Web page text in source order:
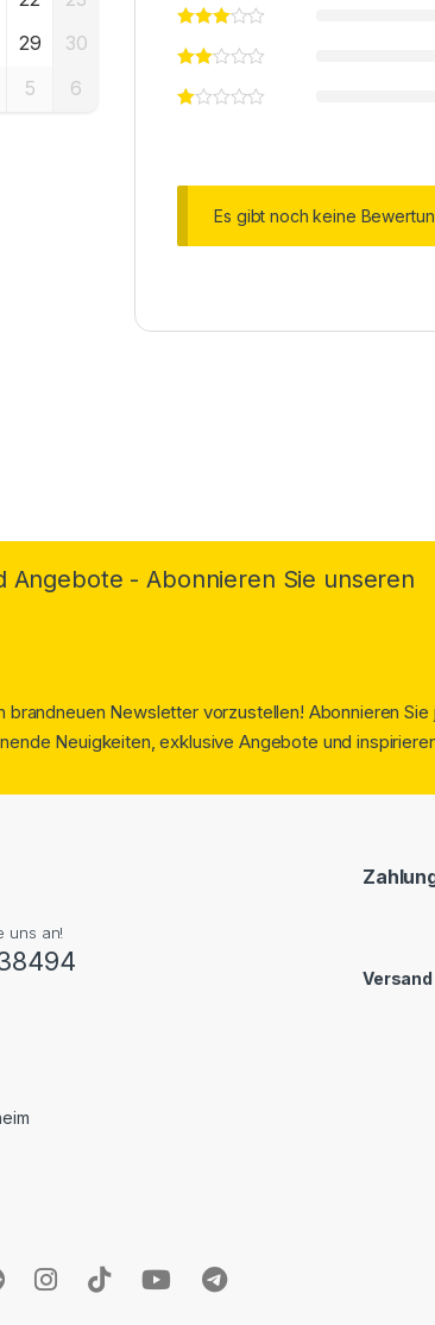
Es gibt noch keine
29
30
5 6
Angebote - Abonnieren Sie unseren
brandneuen Newsletter vorzustellen! Abonnieren Sie
Neuigkeiten, exklusive Angebote und
uns an!
Versand